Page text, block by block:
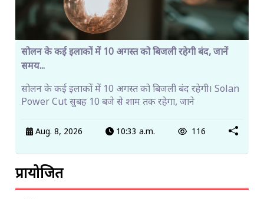
सोलन के कई इलाकों में 10 अगस्त को बिजली रहेगी बंद, जानें
समय...
सोलन के कई इलाकों में 10 अगस्त को बिजली बंद रहेगी। Solan
Power Cut सुबह 10 बजे से शाम तक रहेगा, जाने
Aug. 8, 2026 10:33 a.m. 116
प्रायोजित